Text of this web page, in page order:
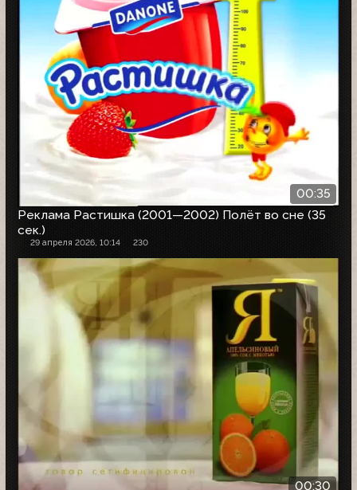
00:35
Реклама Растишка (2001—2002) Полёт во сне (35
сек.)
29 апреля 2026, 10:14 230
00:30